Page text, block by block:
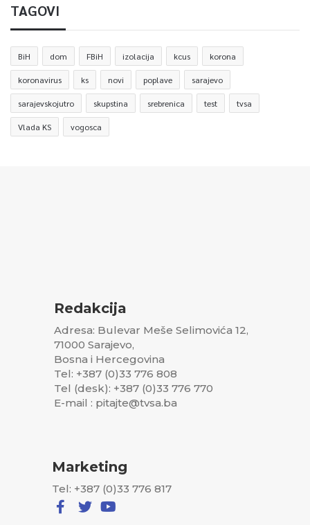
TAGOVI
BiH dom FBiH izolacija kcus korona
koronavirus ks novi poplave sarajevo
sarajevskojutro skupstina srebrenica test tvsa
Vlada KS vogosca
Redakcija
Adresa: Bulevar Meše Selimovića 12,
71000 Sarajevo,
Bosna i Hercegovina
Tel: +387 (0)33 776 808
Tel (desk): +387 (0)33 776 770
E-mail : pitajte@tvsa.ba
Marketing
Tel: +387 (0)33 776 817